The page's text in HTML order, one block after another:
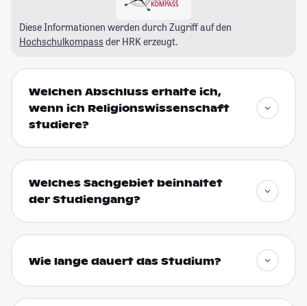
Diese Informationen werden durch Zugriff auf den
Hochschulkompass der HRK erzeugt.
Welchen Abschluss erhalte ich,
wenn ich Religionswissenschaft
studiere?
Welches Sachgebiet beinhaltet
der Studiengang?
Wie lange dauert das Studium?